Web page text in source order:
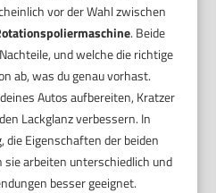
vor der Wahl zwischen
. Beide
und welche die richtige
ab, was du genau vorhast.
Autos aufbereiten, Kratzer
Lackglanz verbessern. In
Eigenschaften der beiden
arbeiten unterschiedlich und
besser geeignet.